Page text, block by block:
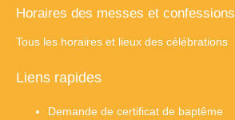
Horaires des messes et confessions
Tous les horaires et lieux des célébrations
Liens rapides
Demande de certificat de baptême